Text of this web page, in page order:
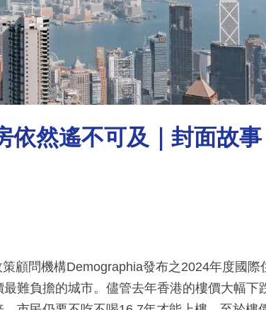
依然遙不可及｜封面故事
顧問機構Demographia發布之2024年度國際
難負擔的城市。儘管去年香港的樓價大幅下